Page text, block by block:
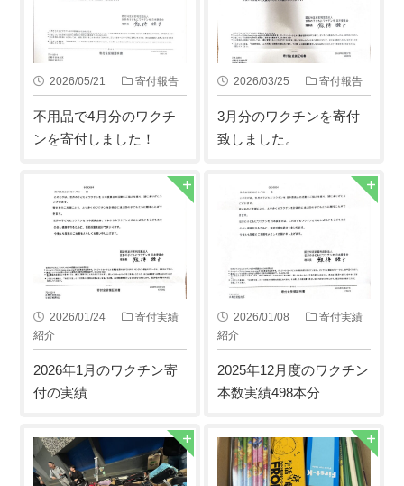
2026/05/21 寄付報告
不用品で4月分のワクチ
ンを寄付しました！
2026/03/25 寄付報告
3月分のワクチンを寄付
致しました。
2026/01/24
寄付実績
紹介
2026年1月のワクチン寄
付の実績
2026/01/08
寄付実績
紹介
2025年12月度のワクチン
本数実績498本分